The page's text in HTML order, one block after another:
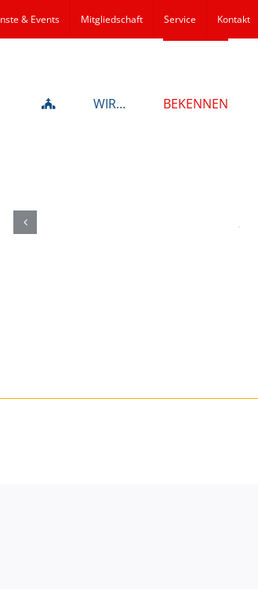
& Events Mitgliedschaft Service Kontakt
WIR… BEKENNEN